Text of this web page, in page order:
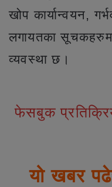
खोप कार्यान्वयन,
लगायतका
व्यवस्था छ।
फेसबुक
यो खबर